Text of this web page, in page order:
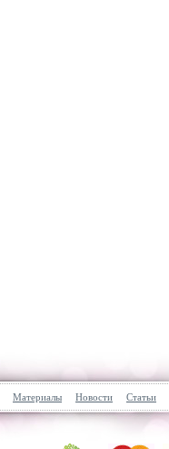
Материалы Новости Статьи